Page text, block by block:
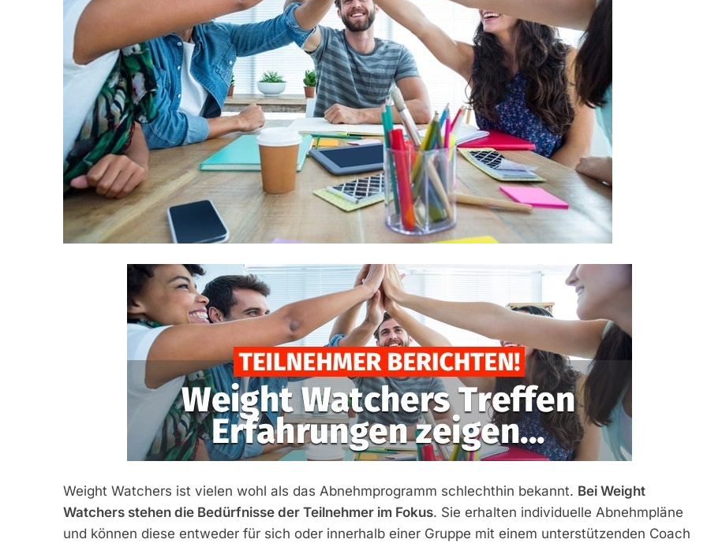
Weight Watchers ist vielen wohl als das Abnehmprogramm schlechthin bekannt. Bei Weight
Watchers stehen die Bedürfnisse der Teilnehmer im Fokus. Sie erhalten individuelle Abnehmpläne
und können diese entweder für sich oder innerhalb einer Gruppe mit einem unterstützenden Coach